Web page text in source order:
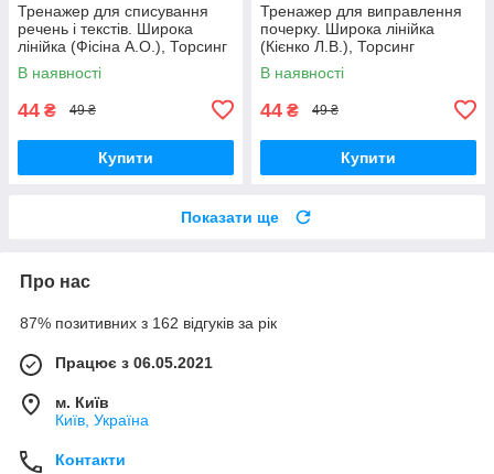
Тренажер для списування
речень і текстів. Широка
лінійка (Фісіна А.О.), Торсинг
В наявності
44 ₴ 49 ₴
Купити
Тренажер для виправлення
почерку. Широка лінійка
(Кієнко Л.В.), Торсинг
В наявності
44 ₴ 49 ₴
Купити
Показати ще
Про нас
87% позитивних з 162 відгуків за рік
Працює з 06.05.2021
м. Київ
Київ, Україна
Контакти